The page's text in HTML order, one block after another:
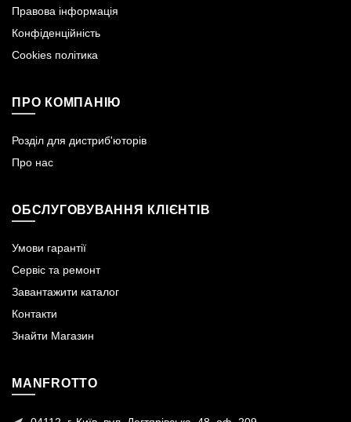
Правова інформація
Конфіденційність
Cookies політика
ПРО КОМПАНІЮ
Розділ для дистриб'юторів
Про нас
ОБСЛУГОВУВАННЯ КЛІЄНТІВ
Умови гарантії
Сервіс та ремонт
Завантажити каталог
Контакти
Знайти Магазин
MANFROTTO